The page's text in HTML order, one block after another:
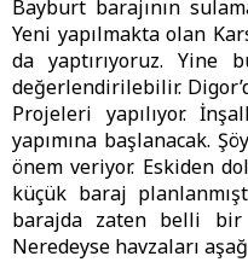
Bayburt barajının
Yeni yapılmakta olan
da yaptırıyoruz. Yine
değerlendirilebilir.
Projeleri yapılıyor.
yapımına başlanacak.
önem veriyor. Eskiden
küçük baraj
barajda zaten belli bir
Neredeyse havzaları